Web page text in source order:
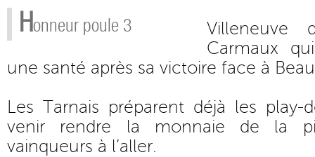
Honneur poule 3
Villeneuve
Carmaux
une santé après sa victoire face à
Les Tarnais préparent déjà les
venir rendre la monnaie de la
vainqueurs à l’aller.